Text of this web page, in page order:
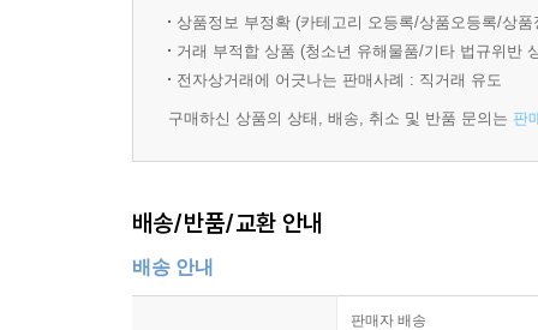
발행부수가 300만부에 이른다. 동화책들의 성공
성공을 거두게 되었다. 1편의 성공과 인기에 힘
프로듀서, 시나리오 작가, 감독 / 레인하드 크루즈
부서를 책임지고 있다.
프로듀서, 합동 감독 / 호거 테프 : 1969년생인 호
애니메이션과 CGI를 제작해왔다. 독일 디지털 애
상품정보 부정확 (카테고리 오등록/상품오등록/상
거래 부적합 상품 (청소년 유해물품/기타 법규위반
전자상거래에 어긋나는 판매사례 : 직거래 유도
구매하신 상품의 상태, 배송, 취소 및 반품 문의는 판
배송/반품/교환 안내
배송 안내
판매자 배송